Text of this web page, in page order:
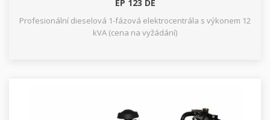
EP 123 DE
Profesionální dieselová 1-fázová elektrocentrála s výkonem 12
kVA (cena na vyžádání)